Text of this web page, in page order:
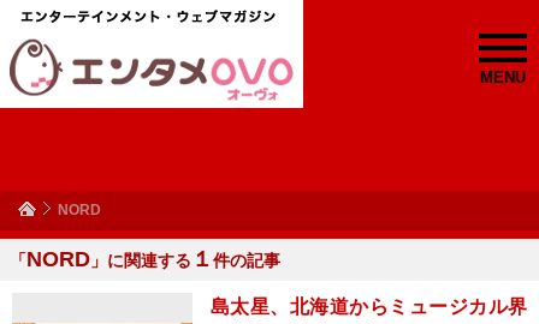
MENU
NORD
「NORD 」に関連する １ 件の記事
島太星、北海道からミュージカル界